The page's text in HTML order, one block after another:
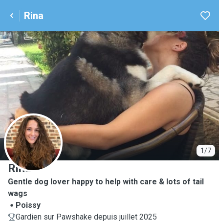
Rina
1/7
R
Rina
Gentle dog lover happy to help with care & lots of tail
wags
Poissy
Gardien sur Pawshake depuis juillet 2025